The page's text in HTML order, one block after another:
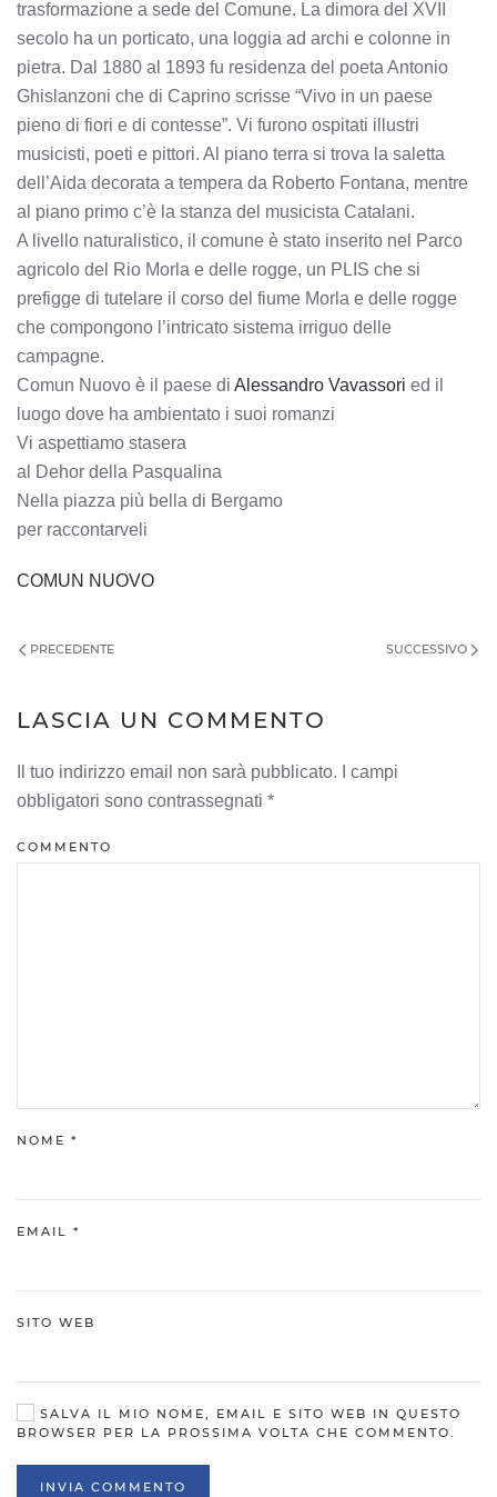
trasformazione a sede del Comune. La dimora del XVII
secolo ha un porticato, una loggia ad archi e colonne in
pietra. Dal 1880 al 1893 fu residenza del poeta Antonio
Ghislanzoni che di Caprino scrisse “Vivo in un paese
pieno di fiori e di contesse”. Vi furono ospitati illustri
musicisti, poeti e pittori. Al piano terra si trova la saletta
dell’Aida decorata a tempera da Roberto Fontana, mentre
al piano primo c’è la stanza del musicista Catalani.
A livello naturalistico, il comune è stato inserito nel Parco
agricolo del Rio Morla e delle rogge, un PLIS che si
prefigge di tutelare il corso del fiume Morla e delle rogge
che compongono l’intricato sistema irriguo delle
campagne.
Comun Nuovo è il paese di Alessandro Vavassori ed il
luogo dove ha ambientato i suoi romanzi
Vi aspettiamo stasera
al Dehor della Pasqualina
Nella piazza più bella di Bergamo
per raccontarveli
COMUN NUOVO
PRECEDENTE SUCCESSIVO
LASCIA UN COMMENTO
Il tuo indirizzo email non sarà pubblicato. I campi
obbligatori sono contrassegnati *
COMMENTO
NOME *
EMAIL *
SITO WEB
SALVA IL MIO NOME, EMAIL E SITO WEB IN QUESTO
BROWSER PER LA PROSSIMA VOLTA CHE COMMENTO.
INVIA COMMENTO